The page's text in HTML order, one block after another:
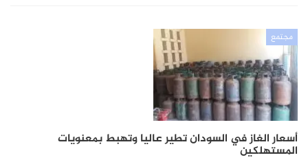
مجتمع
أسعار الغاز في السودان تطير عاليا وتهبط بمعنويات
المستهلكين